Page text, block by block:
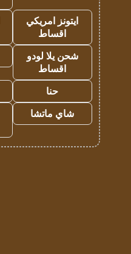
ايتونز امريكي
اقساط
شحن يلا لودو
اقساط
حنا
شاي ماتشا